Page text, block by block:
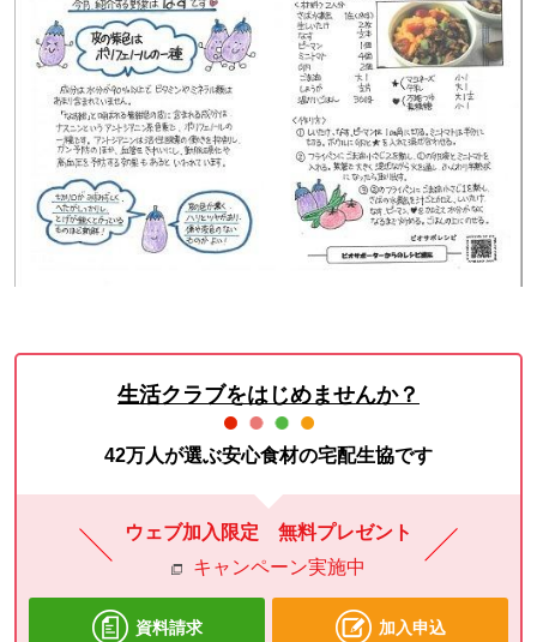
生活クラブをはじめませんか？
42万人が選ぶ安心食材の宅配生協です
ウェブ加入限定 無料プレゼント
キャンペーン実施中
資料請求 加入申込